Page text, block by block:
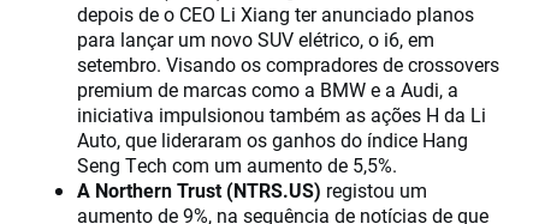
depois de o CEO Li Xiang ter anunciado planos
para lançar um novo SUV elétrico, o i6, em
setembro. Visando os compradores de crossovers
premium de marcas como a BMW e a Audi, a
iniciativa impulsionou também as ações H da Li
Auto, que lideraram os ganhos do índice Hang
Seng Tech com um aumento de 5,5%.
A Northern Trust (NTRS.US) registou um
aumento de 9%, na sequência de notícias de que